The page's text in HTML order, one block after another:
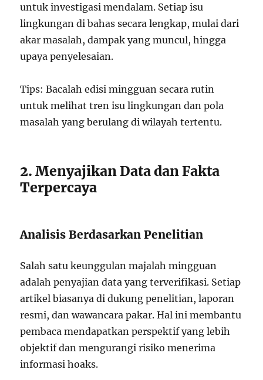
untuk investigasi mendalam. Setiap isu
lingkungan di bahas secara lengkap, mulai dari
akar masalah, dampak yang muncul, hingga
upaya penyelesaian.
Tips: Bacalah edisi mingguan secara rutin
untuk melihat tren isu lingkungan dan pola
masalah yang berulang di wilayah tertentu.
2. Menyajikan Data dan Fakta
Terpercaya
Analisis Berdasarkan Penelitian
Salah satu keunggulan majalah mingguan
adalah penyajian data yang terverifikasi. Setiap
artikel biasanya di dukung penelitian, laporan
resmi, dan wawancara pakar. Hal ini membantu
pembaca mendapatkan perspektif yang lebih
objektif dan mengurangi risiko menerima
informasi hoaks.